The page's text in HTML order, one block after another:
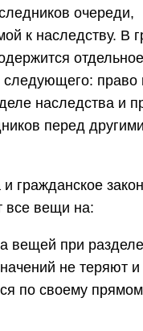
очереди,
к наследству. В
следующего:
наследства и
перед
гражданское
все вещи на:
вещей при
не теряют и
по своему